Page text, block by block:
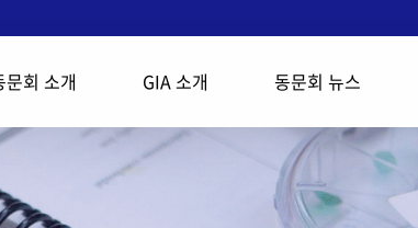
문회 소개 GIA 소개 동문회 뉴스